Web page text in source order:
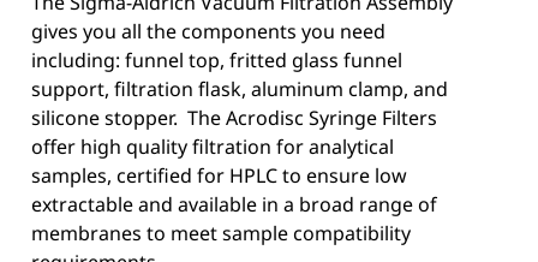
gives you all the components you need
including: funnel top, fritted glass funnel
support, filtration flask, aluminum clamp, and
silicone stopper. The Acrodisc Syringe Filters
offer high quality filtration for analytical
samples, certified for HPLC to ensure low
extractable and available in a broad range of
membranes to meet sample compatibility